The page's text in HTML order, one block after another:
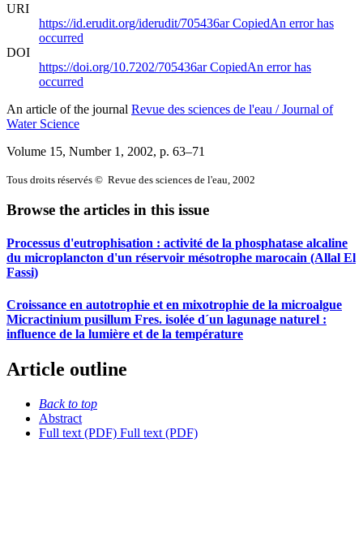
URI
https://id.erudit.org/iderudit/705436arCopiedAn error has
occurred
DOI
https://doi.org/10.7202/705436arCopiedAn error has
occurred
An article of the journal Revue des sciences de l'eau / Journal of
Water Science
Volume 15, Number 1, 2002, p. 63–71
Tous droits réservés © Revue des sciences de l'eau, 2002
Browse the articles in this issue
Processus d'eutrophisation : activité de la phosphatase alcaline
du microplancton d'un réservoir mésotrophe marocain (Allal El
Fassi)
Croissance en autotrophie et en mixotrophie de la microalgue
Micractinium pusillum Fres. isolée d´un lagunage naturel :
influence de la lumière et de la température
Article outline
Back to top
Abstract
Full text (PDF) Full text (PDF)